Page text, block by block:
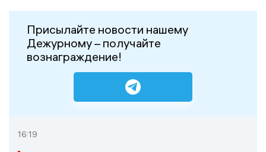
Присылайте новости нашему
Дежурному – получайте
вознаграждение!
16:19